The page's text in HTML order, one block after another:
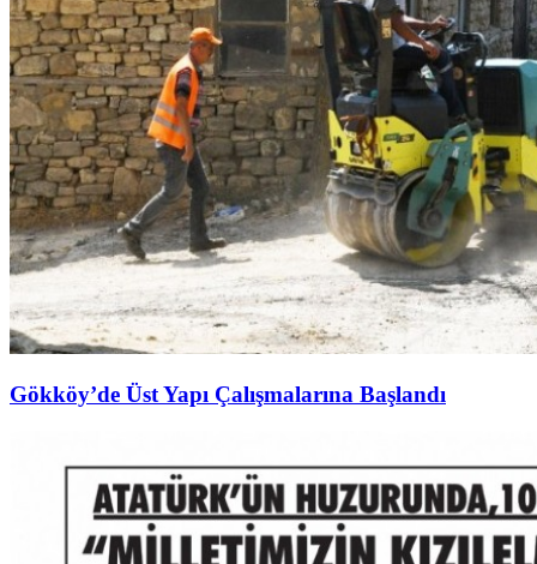
Gökköy’de Üst Yapı Çalışmalarına Başlandı